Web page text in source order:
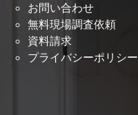
お問い合わせ
無料現場調査依頼
資料請求
プライバシーポリシー